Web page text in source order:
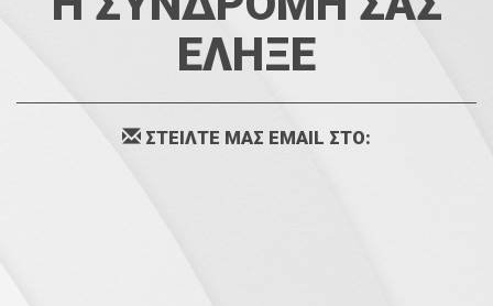
ΕΛΗΞΕ
ΣΤΕΙΛΤΕ ΜΑΣ EMAIL ΣΤΟ: